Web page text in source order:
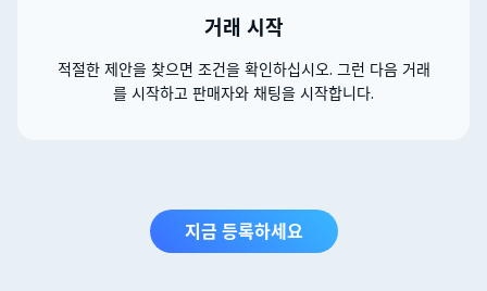
거래 시작
적절한 제안을 찾으면 조건을 확인하십시오. 그런 다음 거래
를 시작하고 판매자와 채팅을 시작합니다.
지금 등록하세요